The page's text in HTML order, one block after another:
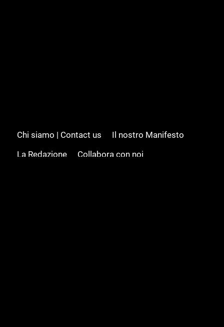
Chi siamo | Contact us
Il nostro Manifesto
La Redazione
Collabora con noi